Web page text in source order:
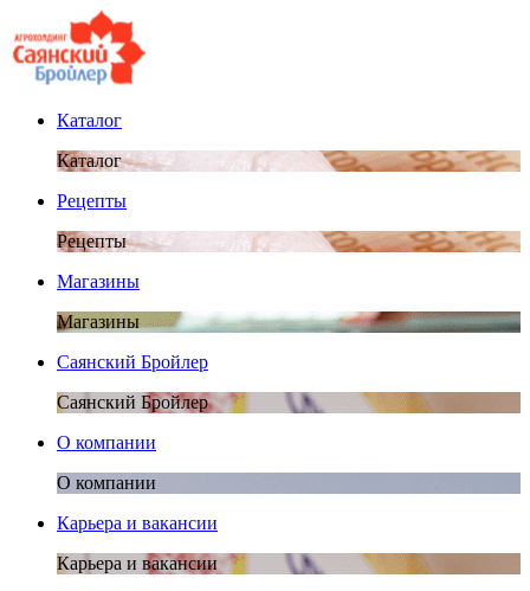
Каталог
Каталог
Рецепты
Рецепты
Магазины
Магазины
Саянский Бройлер
Саянский Бройлер
О компании
О компании
Карьера и вакансии
Карьера и вакансии